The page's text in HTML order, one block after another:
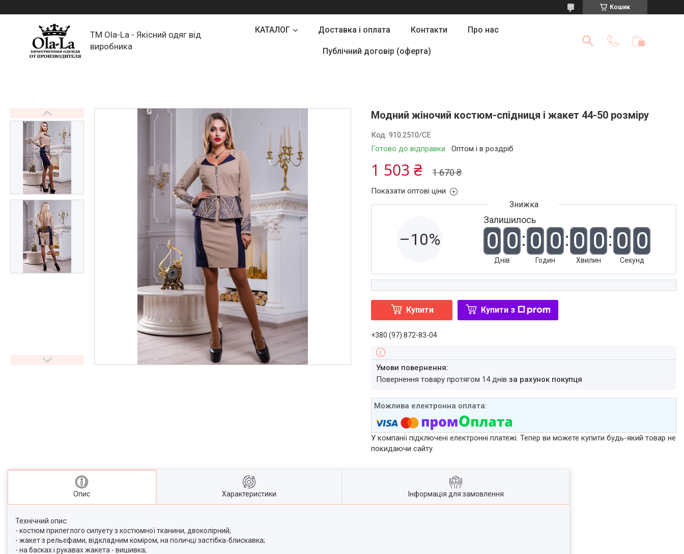
Кошик
TM Ola-La - Якісний одяг від
виробника
КАТАЛОГ Доставка і оплата Контакти Про нас
Публічний договір (оферта)
Модний жіночий костюм-спідниця і жакет 44-50 розміру
Готово до відправки Оптом і в роздріб
Код:910.2510/СЕ
1 670 ₴
1 503 ₴
Показати оптові ціни
–10%
Залишилось
0 0
Днів
0 0
Годин
0 0
Хвилин
0 0
Секунд
Купити Купити з
+380 (97) 872-83-04
повернення товару протягом 14 днівза рахунок покупця
У компанії підключені електронні платежі. Тепер ви можете купити будь-який товар не
покидаючи сайту.
Опис Характеристики Інформація для замовлення
Технічний опис:
- костюм прилеглого силуету з костюмної тканини, двоколірний;
- жакет з рельєфами, відкладним коміром, на поличці застібка-блискавка;
- на басках і рукавах жакета - вишивка;